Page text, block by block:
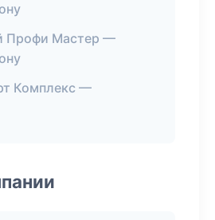
Профи Мастер —
Комплекс —